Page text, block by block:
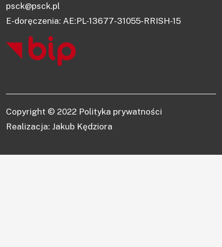
psck@psck.pl
E-doręczenia: AE:PL-13677-31055-RRISH-15
Copyright © 2022 Polityka prywatności
Realizacja: Jakub Kędziora